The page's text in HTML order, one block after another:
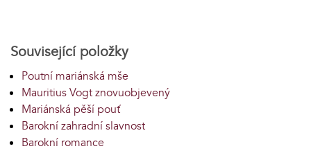
Související položky
Poutní mariánská mše
Mauritius Vogt znovuobjevený
Mariánská pěší pouť
Barokní zahradní slavnost
Barokní romance